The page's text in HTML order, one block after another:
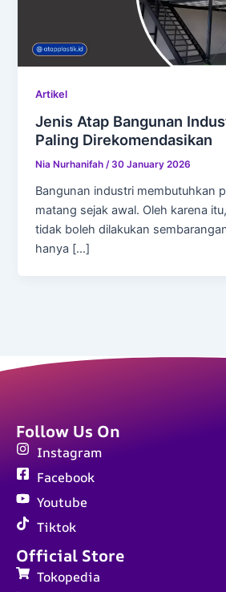
Artikel
Jenis Atap Bangunan
Paling Direkomendasikan
Nia Nurhanifah/ 30 January 2026
Bangunan industri membutuhkan
matang sejak awal. Oleh karena
tidak boleh dilakukan
hanya […]
Official Store
Tokopedia
Follow Us On
Instagram
Facebook
Youtube
Tiktok